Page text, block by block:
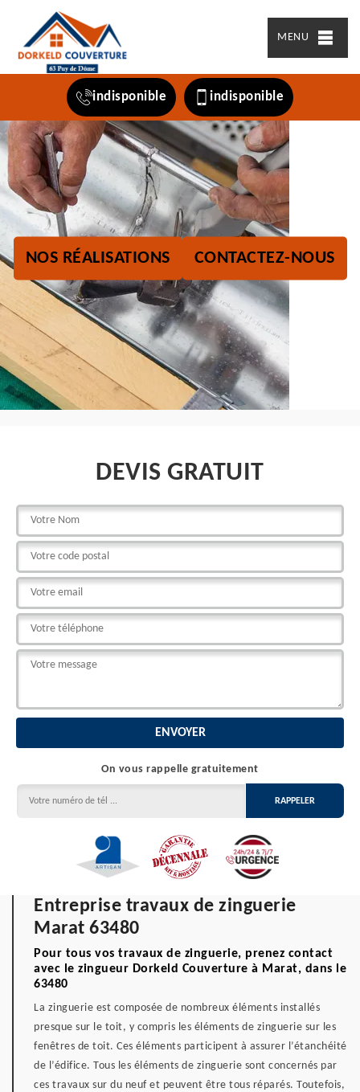
MENU
indisponible indisponible
NOS RÉALISATIONS CONTACTEZ-NOUS
DEVIS GRATUIT
On vous rappelle gratuitement
Entreprise travaux de zinguerie
Marat 63480
Pour tous vos travaux de zinguerie, prenez contact
avec le zingueur Dorkeld Couverture à Marat, dans le
63480
La zinguerie est composée de nombreux éléments installés
presque sur le toit, y compris les éléments de zinguerie sur les
fenêtres de toit. Ces éléments participent à assurer l’étanchéité
de l’édifice. Tous les éléments de zinguerie sont concernés par
ces travaux sur du neuf et peuvent être tous réparés. Toutefois,